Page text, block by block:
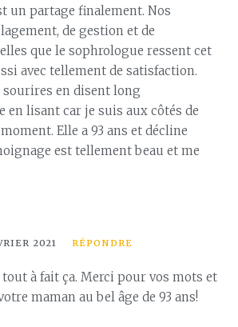
un partage finalement. Nos
de gestion et de
que le sophrologue ressent cet
avec tellement de satisfaction.
sourires en disent long
en lisant car je suis aux côtés de
Elle a 93 ans et décline
est tellement beau et me
2021 RÉPONDRE
tout à fait ça. Merci pour vos mots et
maman au bel âge de 93 ans!